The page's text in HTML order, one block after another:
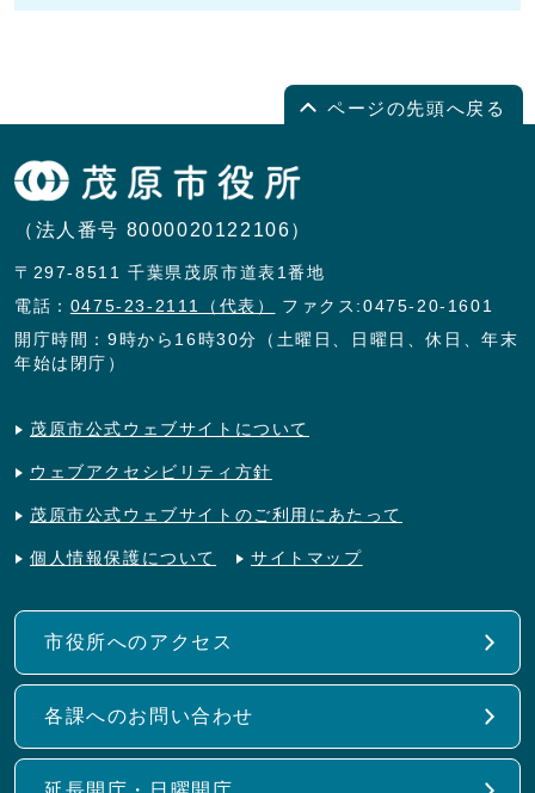
ページの先頭へ戻る
（法人番号 8000020122106）
〒297-8511 千葉県茂原市道表1番地
電話： 0475-23-2111（代表）
ファクス:0475-20-1601
開庁時間：9時から16時30分（土曜日、日曜日、休日、年末
年始は閉庁）
茂原市公式ウェブサイトについて
ウェブアクセシビリティ方針
茂原市公式ウェブサイトのご利用にあたって
個人情報保護について サイトマップ
市役所へのアクセス
各課へのお問い合わせ